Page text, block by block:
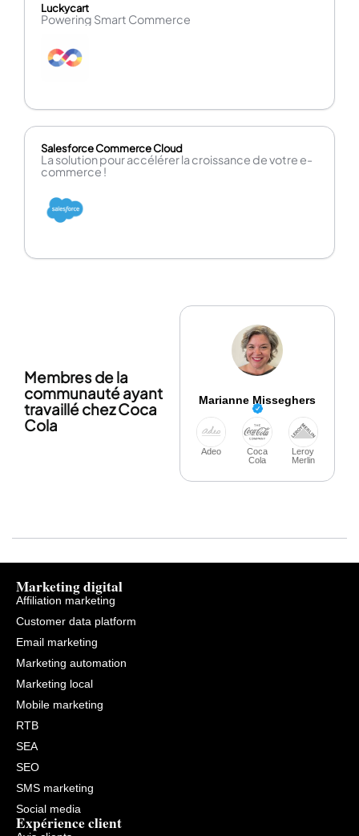
Luckycart
Powering Smart Commerce
Salesforce Commerce Cloud
La solution pour accélérer la croissance de votre e-
commerce !
Membres de la
communauté ayant
travaillé chez Coca
Cola
Marianne Misseghers
Adeo
Coca
Cola
Leroy
Merlin
Marketing digital
Affiliation marketing
Customer data platform
Email marketing
Marketing automation
Marketing local
Mobile marketing
RTB
SEA
SEO
SMS marketing
Social media
Expérience client